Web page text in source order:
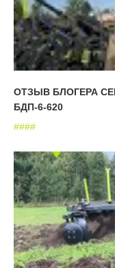
ОТЗЫВ БЛОГЕРА
БДП-6-620
####